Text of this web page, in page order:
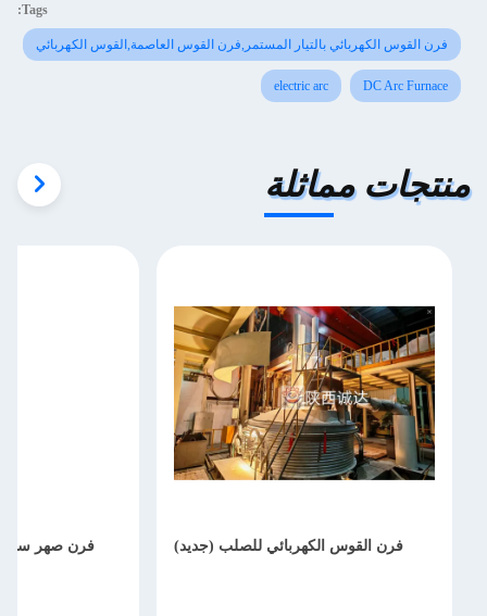
Tags:
فرن القوس الكهربائي بالتيار المستمر,فرن القوس العاصمة,القوس الكهربائي
DC Arc Furnace
electric arc
منتجات مماثلة
فرن القوس الكهربائي للصلب (جديد)